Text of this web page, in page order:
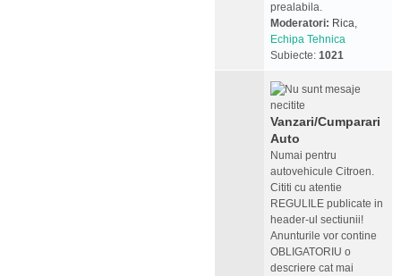
prealabila.
Moderatori: Rica,
Echipa Tehnica
Subiecte: 1021
Vanzari/Cumparari
Auto
Numai pentru
autovehicule Citroen.
Cititi cu atentie
REGULILE publicate in
header-ul sectiunii!
Anunturile vor contine
OBLIGATORIU o
descriere cat mai